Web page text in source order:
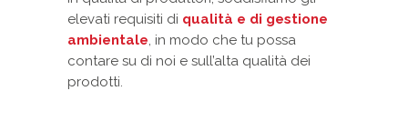
elevati requisiti di qualità e di gestione
ambientale, in modo che tu possa
contare su di noi e sull’alta qualità dei
prodotti.